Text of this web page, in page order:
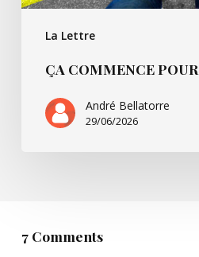
La Lettre
ÇA COMMENCE
André Bellatorre
29/06/2026
7 Comments